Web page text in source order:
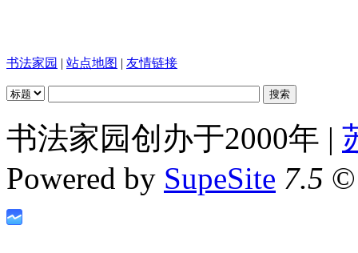
书法家园 | 站点地图 | 友情链接
书法家园创办于2000年 |
Powered by SupeSite 7.5 ©